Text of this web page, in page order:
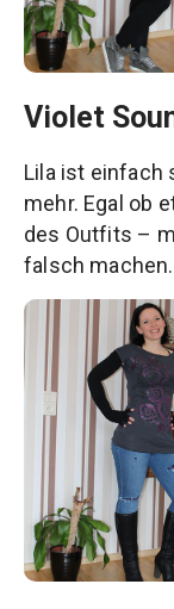
Violet
Lila ist einfach
mehr. Egal ob
des Outfits –
falsch machen.